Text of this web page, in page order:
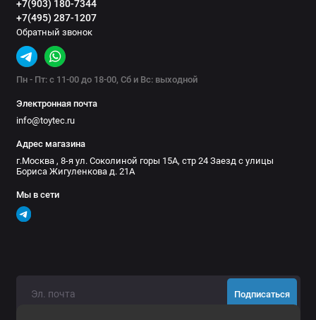
+7(903) 180-7344
+7(495) 287-1207
Обратный звонок
Пн - Пт: с 11-00 до 18-00, Сб и Вс: выходной
Электронная почта
info@toytec.ru
Адрес магазина
г.Москва , 8-я ул. Соколиной горы 15А, стр 24 Заезд с улицы
Бориса Жигуленкова д. 21А
Мы в сети
Подписаться